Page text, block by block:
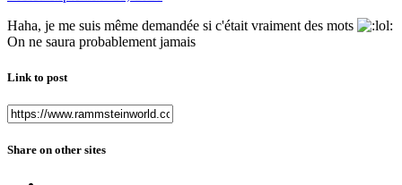
Haha, je me suis même demandée si c'était vraiment des mots
On ne saura probablement jamais
Link to post
Share on other sites